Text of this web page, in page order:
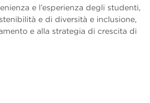
e l’esperienza degli studenti,
e di diversità e inclusione,
e alla strategia di crescita di